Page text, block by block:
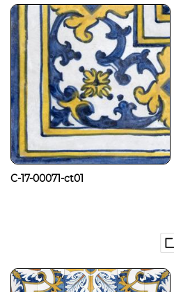
C-17-00071-ct01